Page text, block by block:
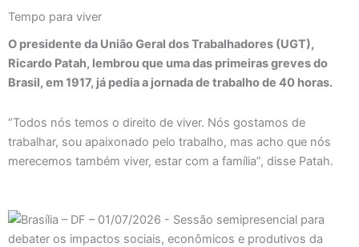
Tempo para viver
O presidente da União Geral dos Trabalhadores (UGT),
Ricardo Patah, lembrou que uma das primeiras greves do
Brasil, em 1917, já pedia a jornada de trabalho de 40 horas.
“Todos nós temos o direito de viver. Nós gostamos de
trabalhar, sou apaixonado pelo trabalho, mas acho que nós
merecemos também viver, estar com a família”, disse Patah.